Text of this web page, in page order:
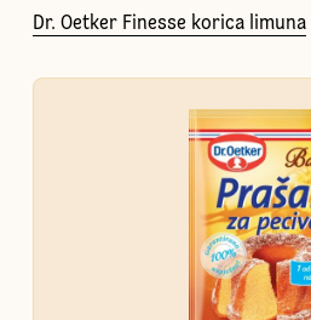
Dr. Oetker Finesse korica limuna